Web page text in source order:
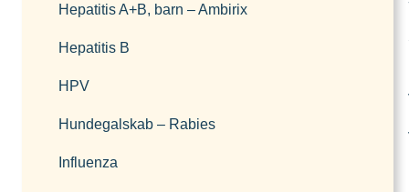
Hepatitis A+B, barn – Ambirix
Hepatitis B
HPV
Hundegalskab – Rabies
Influenza